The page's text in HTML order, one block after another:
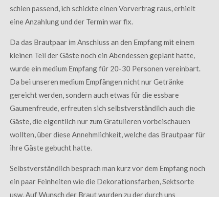
schien passend, ich schickte einen Vorvertrag raus, erhielt
eine Anzahlung und der Termin war fix.
Da das Brautpaar im Anschluss an den Empfang mit einem
kleinen Teil der Gäste noch ein Abendessen geplant hatte,
wurde ein medium Empfang für 20-30 Personen vereinbart.
Da bei unseren medium Empfängen nicht nur Getränke
gereicht werden, sondern auch etwas für die essbare
Gaumenfreude, erfreuten sich selbstverständlich auch die
Gäste, die eigentlich nur zum Gratulieren vorbeischauen
wollten, über diese Annehmlichkeit, welche das Brautpaar für
ihre Gäste gebucht hatte.
Selbstverständlich besprach man kurz vor dem Empfang noch
ein paar Feinheiten wie die Dekorationsfarben, Sektsorte
usw. Auf Wunsch der Braut wurden zu der durch uns